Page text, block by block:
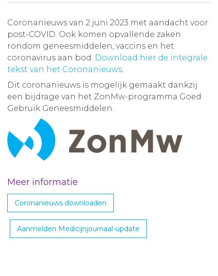
Coronanieuws van 2 juni 2023 met aandacht voor
post-COVID. Ook komen opvallende zaken
rondom geneesmiddelen, vaccins en het
coronavirus aan bod. Download hier de integrale
tekst van het Coronanieuws.
Dit coronanieuws is mogelijk gemaakt dankzij
een bijdrage van het ZonMw-programma Goed
Gebruik Geneesmiddelen.
Meer informatie
Coronanieuws downloaden
Aanmelden Medicijnjournaal-update